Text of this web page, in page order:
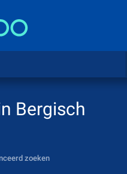
Bergisch
zoeken